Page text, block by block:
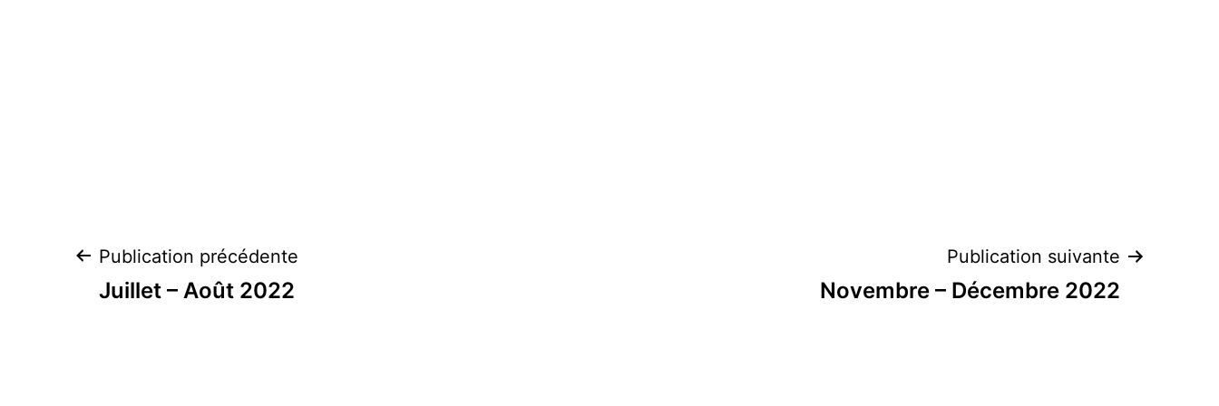
Navigation
Publication précédente
Juillet – Août 2022
Publication suivante
Novembre – Décembre 2022